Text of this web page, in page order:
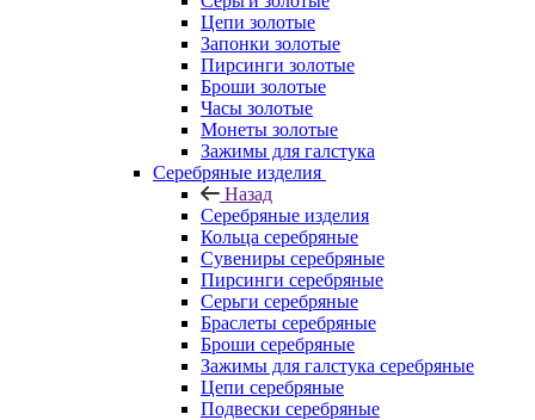
Цепи золотые
Запонки золотые
Пирсинги золотые
Броши золотые
Часы золотые
Монеты золотые
Зажимы для галстука
Серебряные изделия
Назад
Серебряные изделия
Кольца серебряные
Сувениры серебряные
Пирсинги серебряные
Серьги серебряные
Браслеты серебряные
Броши серебряные
Зажимы для галстука серебряные
Цепи серебряные
Подвески серебряные